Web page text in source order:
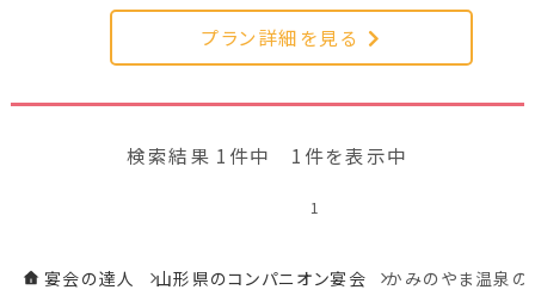
滋賀県(2) 大阪府(2) 兵庫県(2)
九州・沖縄
プラン詳細を見る
検索結果 1件中 1件を表示中
1
宴会の達人 山形県のコンパニオン宴会 かみのやま温泉の